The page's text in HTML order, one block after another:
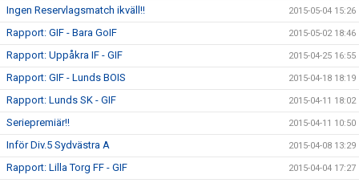
Ingen Reservlagsmatch ikväll!! 2015-05-04 15:26
Rapport: GIF - Bara GoIF 2015-05-02 18:46
Rapport: Uppåkra IF - GIF 2015-04-25 16:55
Rapport: GIF - Lunds BOIS 2015-04-18 18:19
Rapport: Lunds SK - GIF 2015-04-11 18:02
Seriepremiär!! 2015-04-11 10:50
Inför Div.5 Sydvästra A 2015-04-08 13:29
Rapport: Lilla Torg FF - GIF 2015-04-04 17:27